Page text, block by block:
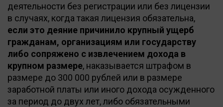
деятельности без регистрации или без лицензии
в случаях, когда такая лицензия обязательна,
если это деяние причинило крупный ущерб
гражданам, организациям или государству
либо сопряжено с извлечением дохода в
крупном размере, наказывается штрафом в
размере до 300 000 рублей или в размере
заработной платы или иного дохода осужденного
за период до двух лет, либо обязательными